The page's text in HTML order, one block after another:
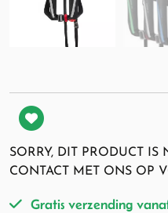
SORRY, DIT PRODUCT
CONTACT MET ONS OP
Gratis verzending